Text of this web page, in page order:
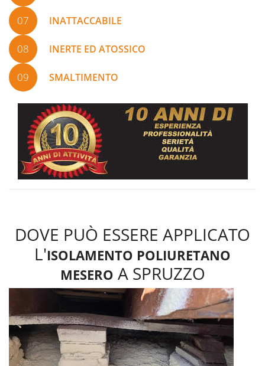
07 INATTACCABILE
08 INERTE ED ATOSSICO
09 SMALTIMENTO
DOVE PUÒ ESSERE APPLICATO
L'ISOLAMENTO POLIURETANO
MESERO A SPRUZZO